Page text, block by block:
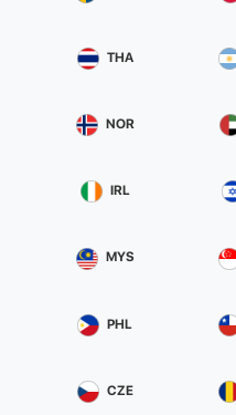
THA
NOR
IRL
MYS
PHL
CZE